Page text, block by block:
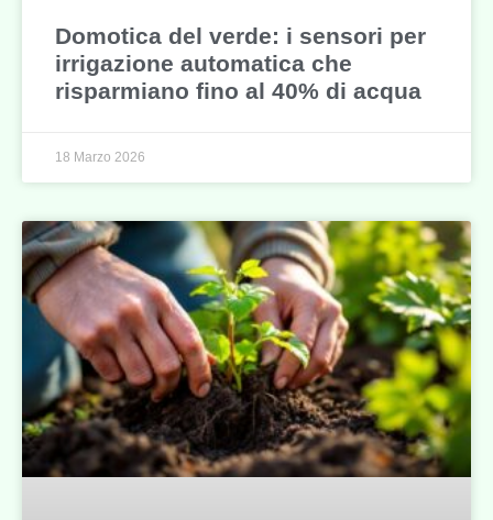
Domotica del verde: i sensori per
irrigazione automatica che
risparmiano fino al 40% di acqua
18 Marzo 2026